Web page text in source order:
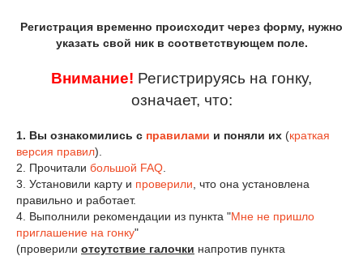
Регистрация временно происходит через форму, нужно
указать свой ник в соответствующем поле.
Внимание! Регистрируясь на гонку,
означает, что:
1. Вы ознакомились с правилами и поняли их (краткая
версия правил).
2. Прочитали большой FAQ
3. Установили карту и проверили , что она установлена
правильно и работает.
4. Выполнили рекомендации из пункта "Мне не пришло
приглашение на гонку"
(проверили отсутствие галочки напротив пункта